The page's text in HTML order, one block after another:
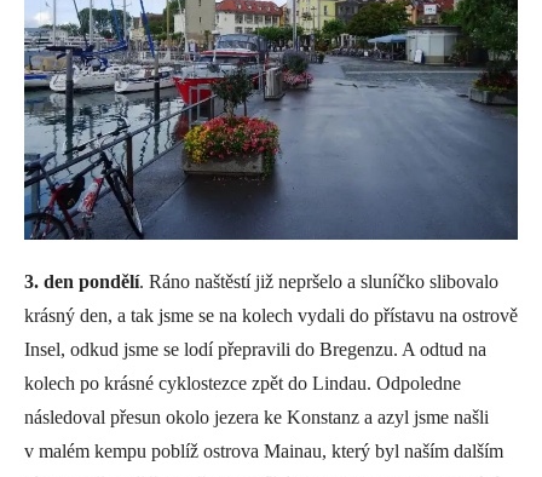
3. den pondělí. Ráno naštěstí již nepršelo a sluníčko slibovalo
krásný den, a tak jsme se na kolech vydali do přístavu na ostrově
Insel, odkud jsme se lodí přepravili do Bregenzu. A odtud na
kolech po krásné cyklostezce zpět do Lindau. Odpoledne
následoval přesun okolo jezera ke Konstanz a azyl jsme našli
v malém kempu poblíž ostrova Mainau, který byl naším dalším